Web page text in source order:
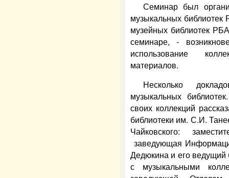
Семинар был
музыкальных библиотек
музейных библиотек
семинаре, -
использование
материалов.
Несколько
музыкальных
своих коллекций
библиотеки им. С.И.
Чайковского:
заведующая
Дедюкина и его
с музыкальными